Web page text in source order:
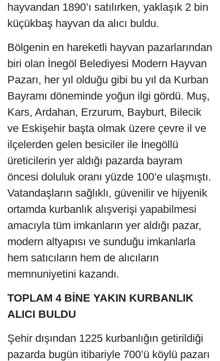
hayvandan 1890’ı satılırken, yaklaşık 2 bin
küçükbaş hayvan da alıcı buldu.
Bölgenin en hareketli hayvan pazarlarından
biri olan İnegöl Belediyesi Modern Hayvan
Pazarı, her yıl olduğu gibi bu yıl da Kurban
Bayramı döneminde yoğun ilgi gördü. Muş,
Kars, Ardahan, Erzurum, Bayburt, Bilecik
ve Eskişehir başta olmak üzere çevre il ve
ilçelerden gelen besiciler ile İnegöllü
üreticilerin yer aldığı pazarda bayram
öncesi doluluk oranı yüzde 100’e ulaşmıştı.
Vatandaşların sağlıklı, güvenilir ve hijyenik
ortamda kurbanlık alışverişi yapabilmesi
amacıyla tüm imkanların yer aldığı pazar,
modern altyapısı ve sunduğu imkanlarla
hem satıcıların hem de alıcıların
memnuniyetini kazandı.
TOPLAM 4 BİNE YAKIN KURBANLIK
ALICI BULDU
Şehir dışından 1225 kurbanlığın getirildiği
pazarda bugün itibariyle 700’ü köylü pazarı